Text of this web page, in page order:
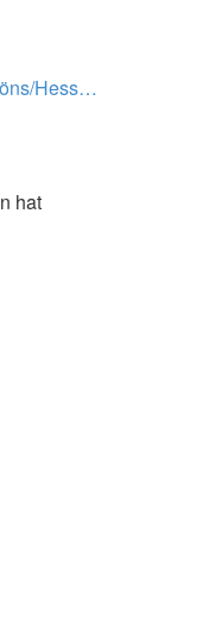
Hess…
hat